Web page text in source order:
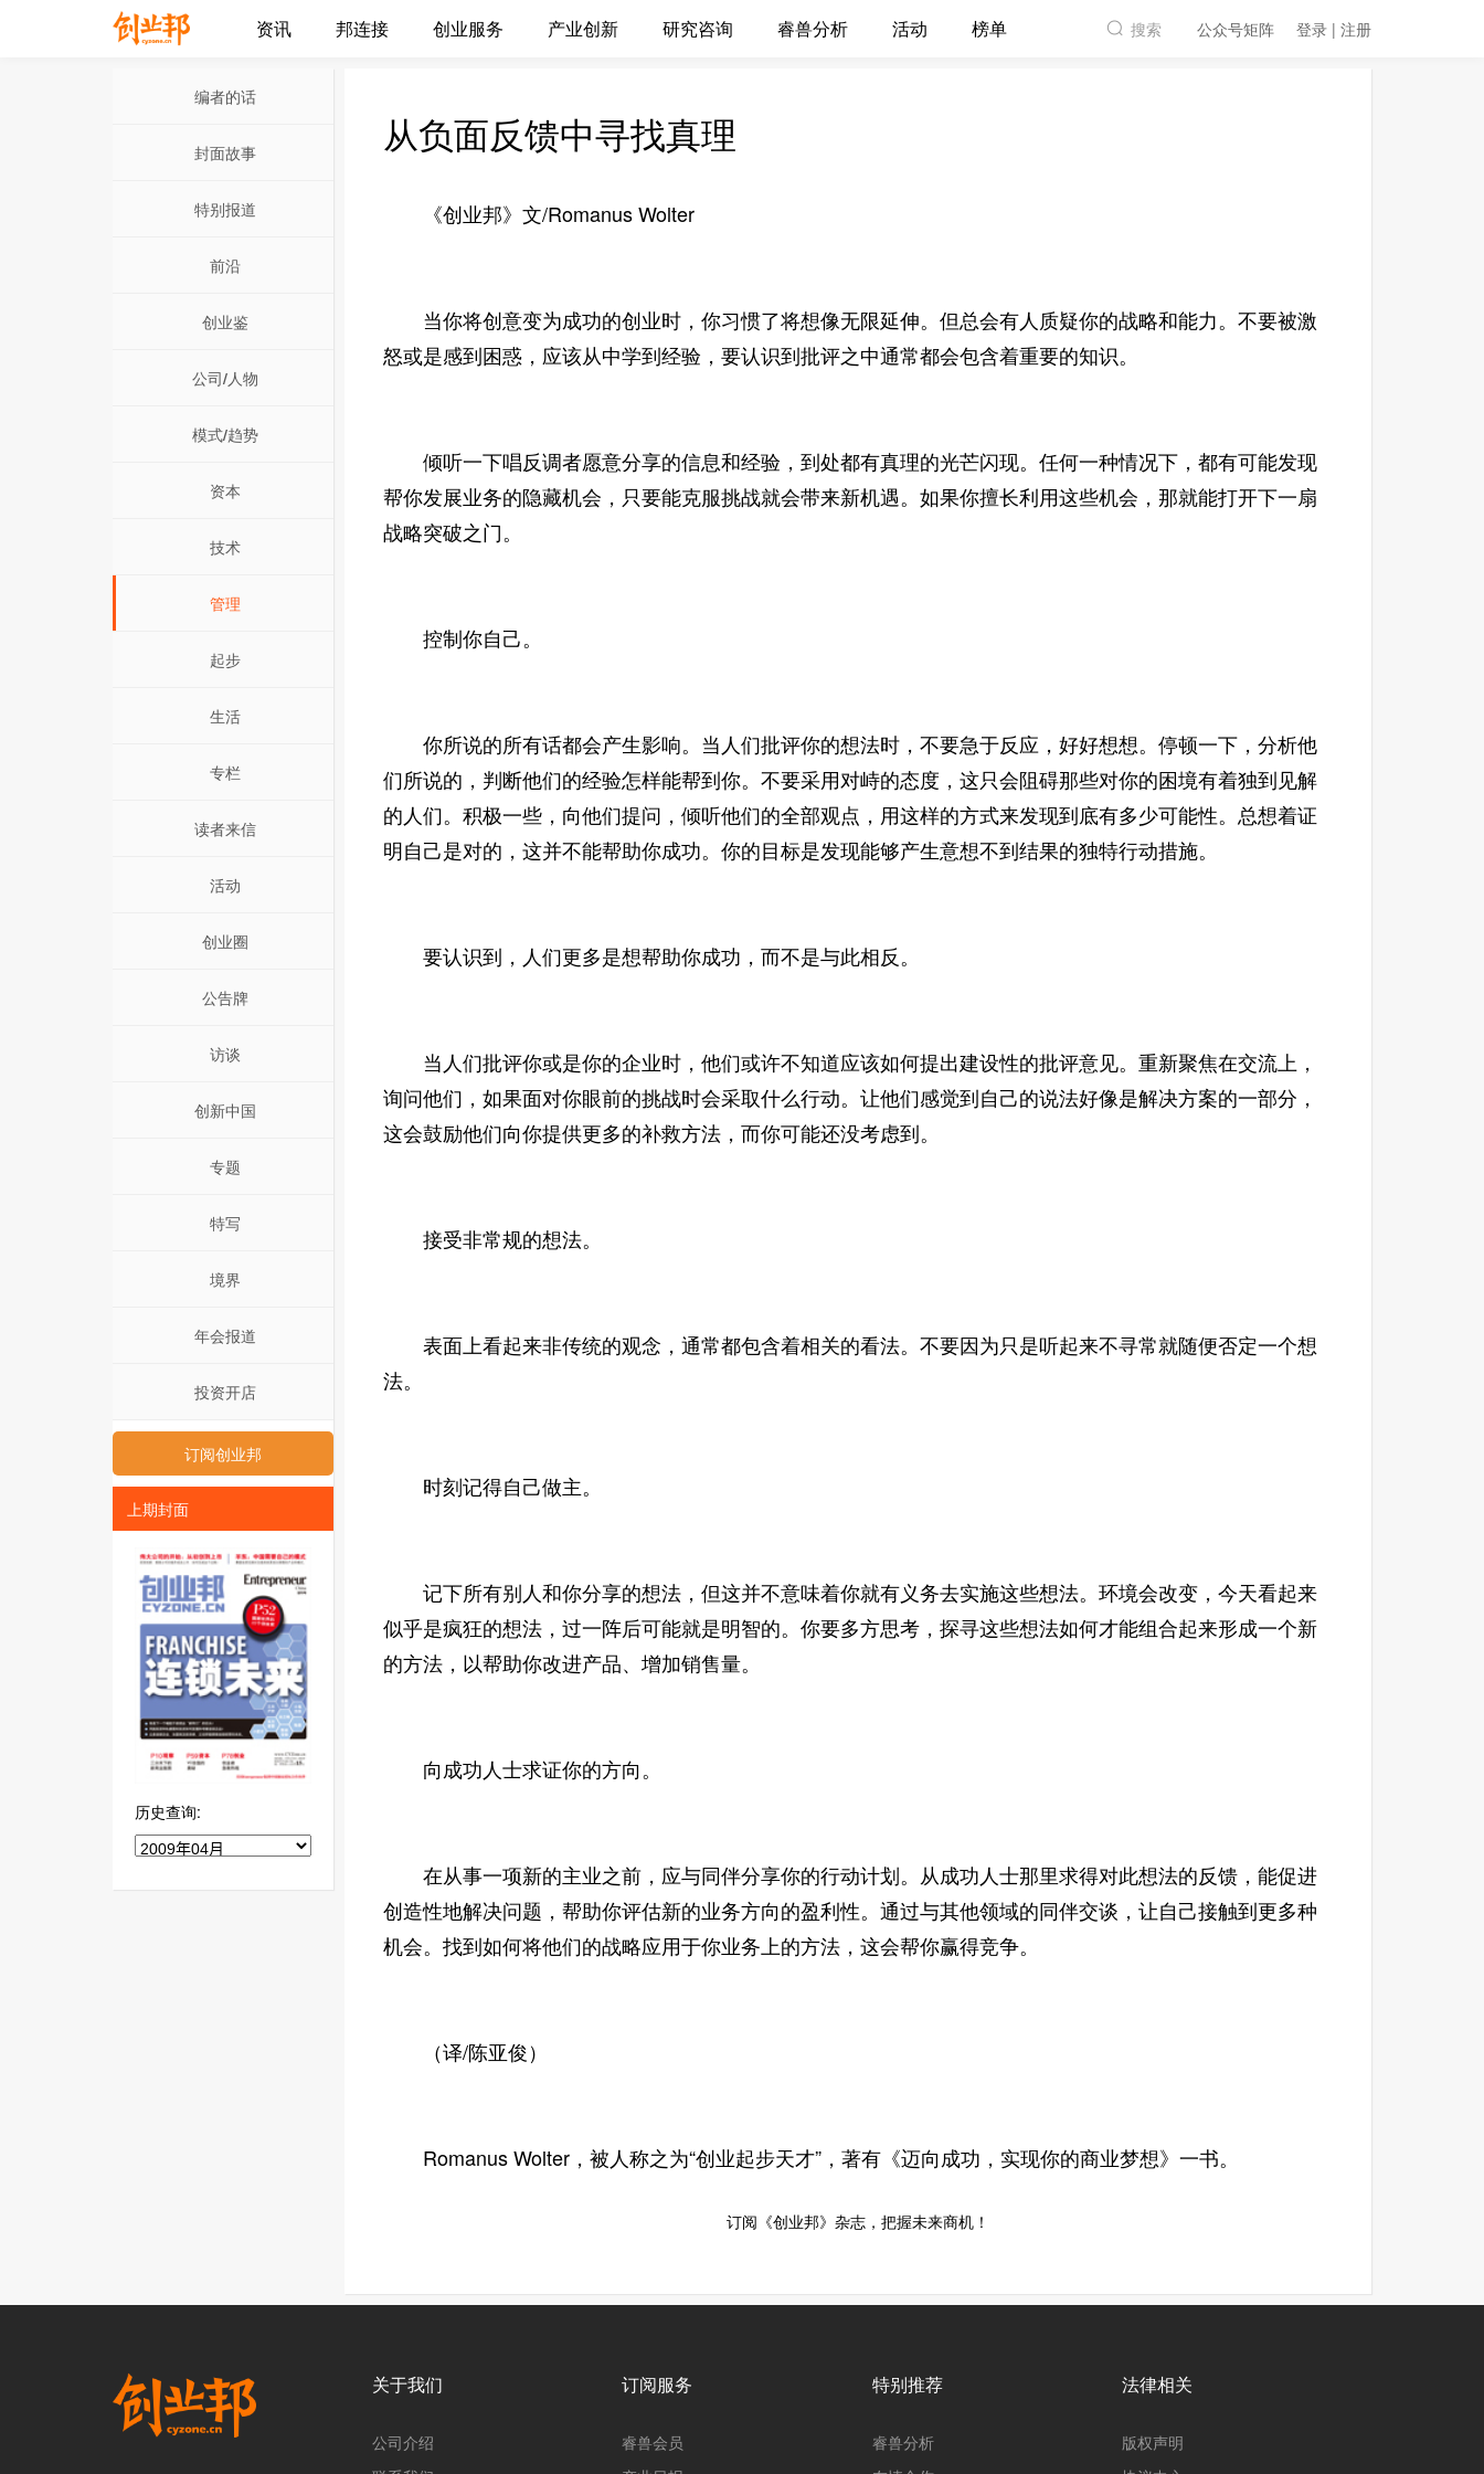
资讯 邦连接 创业服务 产业创新 研究咨询 睿兽分析 活动 榜单 搜索 公众号矩阵 登录 | 注册
编者的话
封面故事
特别报道
前沿
创业鉴
公司/人物
模式/趋势
资本
技术
管理
起步
生活
专栏
读者来信
活动
创业圈
公告牌
访谈
创新中国
专题
特写
境界
年会报道
投资开店
订阅创业邦
上期封面
历史查询:
从负面反馈中寻找真理
《创业邦》文/Romanus Wolter
当你将创意变为成功的创业时，你习惯了将想像无限延伸。但总会有人质疑你的战略和能力。不要被激
怒或是感到困惑，应该从中学到经验，要认识到批评之中通常都会包含着重要的知识。
倾听一下唱反调者愿意分享的信息和经验，到处都有真理的光芒闪现。任何一种情况下，都有可能发现
帮你发展业务的隐藏机会，只要能克服挑战就会带来新机遇。如果你擅长利用这些机会，那就能打开下一扇
战略突破之门。
控制你自己。
你所说的所有话都会产生影响。当人们批评你的想法时，不要急于反应，好好想想。停顿一下，分析他
们所说的，判断他们的经验怎样能帮到你。不要采用对峙的态度，这只会阻碍那些对你的困境有着独到见解
的人们。积极一些，向他们提问，倾听他们的全部观点，用这样的方式来发现到底有多少可能性。总想着证
明自己是对的，这并不能帮助你成功。你的目标是发现能够产生意想不到结果的独特行动措施。
要认识到，人们更多是想帮助你成功，而不是与此相反。
当人们批评你或是你的企业时，他们或许不知道应该如何提出建设性的批评意见。重新聚焦在交流上，
询问他们，如果面对你眼前的挑战时会采取什么行动。让他们感觉到自己的说法好像是解决方案的一部分，
这会鼓励他们向你提供更多的补救方法，而你可能还没考虑到。
接受非常规的想法。
表面上看起来非传统的观念，通常都包含着相关的看法。不要因为只是听起来不寻常就随便否定一个想
法。
时刻记得自己做主。
记下所有别人和你分享的想法，但这并不意味着你就有义务去实施这些想法。环境会改变，今天看起来
似乎是疯狂的想法，过一阵后可能就是明智的。你要多方思考，探寻这些想法如何才能组合起来形成一个新
的方法，以帮助你改进产品、增加销售量。
向成功人士求证你的方向。
在从事一项新的主业之前，应与同伴分享你的行动计划。从成功人士那里求得对此想法的反馈，能促进
创造性地解决问题，帮助你评估新的业务方向的盈利性。通过与其他领域的同伴交谈，让自己接触到更多种
机会。找到如何将他们的战略应用于你业务上的方法，这会帮你赢得竞争。
（译/陈亚俊）
Romanus Wolter，被人称之为“创业起步天才”，著有《迈向成功，实现你的商业梦想》一书。
订阅《创业邦》杂志，把握未来商机！
关于我们
公司介绍
订阅服务
睿兽会员
特别推荐
睿兽分析
法律相关
版权声明